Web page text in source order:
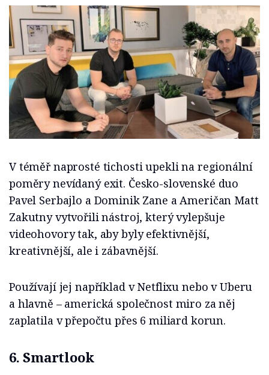
V téměř naprosté tichosti upekli na regionální
poměry nevídaný exit. Česko-slovenské duo
Pavel Serbajlo a Dominik Zane a Američan Matt
Zakutny vytvořili nástroj, který vylepšuje
videohovory tak, aby byly efektivnější,
kreativnější, ale i zábavnější.
Používají jej například v Netflixu nebo v Uberu
a hlavně – americká společnost miro za něj
zaplatila v přepočtu přes 6 miliard korun.
6. Smartlook